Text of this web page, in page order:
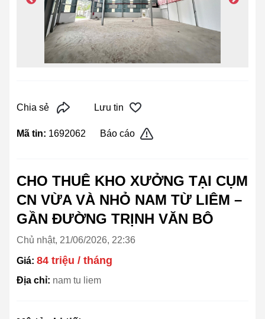
Chia sẻ Lưu tin
Mã tin: 1692062 Báo cáo
CHO THUÊ KHO XƯỞNG TẠI CỤM
CN VỪA VÀ NHỎ NAM TỪ LIÊM –
GẦN ĐƯỜNG TRỊNH VĂN BÔ
Chủ nhật, 21/06/2026, 22:36
Giá: 84 triệu / tháng
Địa chỉ: nam tu liem